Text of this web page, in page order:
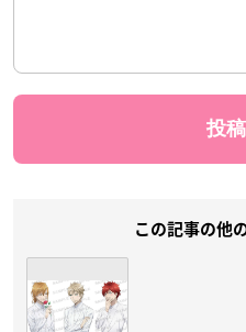
この記事の他